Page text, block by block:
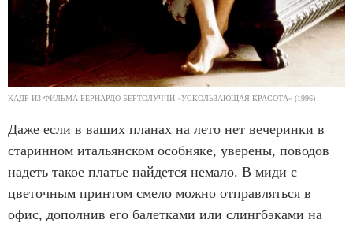
КАДР ИЗ ФИЛЬМА БЕРНАРДО БЕРТОЛУЧЧИ «УСКОЛЬЗАЮЩАЯ КРАСОТА» (1996)
Даже если в ваших планах на лето нет вечеринки в
старинном итальянском особняке, уверены, поводов
надеть такое платье найдется немало. В миди с
цветочным принтом смело можно отправляться в
офис, дополнив его балетками или слингбэками на